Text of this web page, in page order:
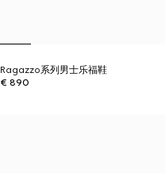
Ragazzo系列男士乐福鞋
€ 890